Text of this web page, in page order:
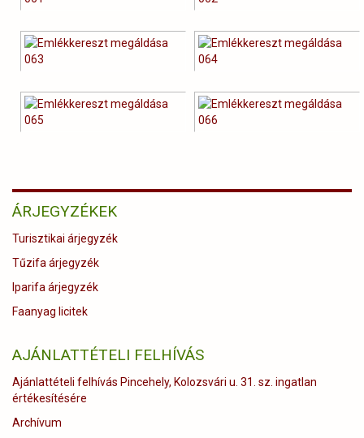
ÁRJEGYZÉKEK
Turisztikai árjegyzék
Tűzifa árjegyzék
Iparifa árjegyzék
Faanyag licitek
AJÁNLATTÉTELI FELHÍVÁS
Ajánlattételi felhívás Pincehely, Kolozsvári u. 31. sz. ingatlan
értékesítésére
Archívum